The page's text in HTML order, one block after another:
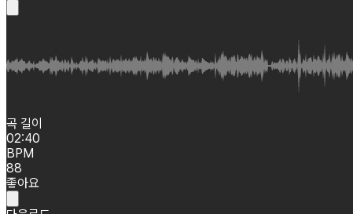
곡 길이
02:40
BPM
88
좋아요